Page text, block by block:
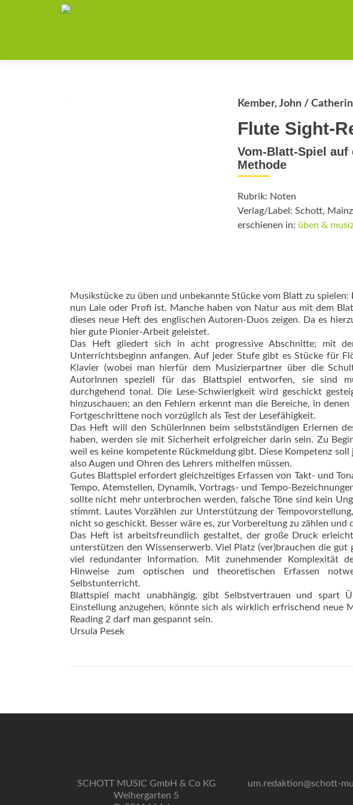
Kember, John /
Flute Sight-
Vom-Blatt-Spiel auf
Methode
Rubrik: Noten
Verlag/Label: Schott,
erschienen in: üben &
Musikstücke zu üben und unbekannte Stücke vom Blatt zu
nun Laie oder Profi ist. Manche haben von Natur aus mit dem
dieses neue Heft des englischen Autoren-Duos zeigen. Da es
hier gute Pionier-Arbeit geleistet.
Das Heft gliedert sich in acht progressive Abschnitte; mit
Unterrichtsbeginn anfangen. Auf jeder Stufe gibt es Stücke für
Klavier (wobei man hierfür dem Musizierpartner über die
AutorInnen speziell für das Blattspiel entworfen, sie sind
durchgehend tonal. Die Lese-Schwierigkeit wird geschickt
hinzuschauen; an den Fehlern erkennt man die Bereiche, in
Fortgeschrittene noch vorzüglich als Test der Lesefähigkeit.
Das Heft will den SchülerInnen beim selbstständigen Erlernen
haben, werden sie mit Sicherheit erfolgreicher darin sein. Zu
weil es keine kompetente Rückmeldung gibt. Diese Kompetenz
also Augen und Ohren des Lehrers mithelfen müssen.
Gutes Blattspiel erfordert gleichzeitiges Erfassen von Takt- und
Tempo, Atemstellen, Dynamik, Vortrags- und Tempo-
sollte nicht mehr unterbrochen werden, falsche Töne sind kein
stimmt. Lautes Vorzählen zur Unterstützung der
nicht so geschickt. Besser wäre es, zur Vorbereitung zu zählen und
Das Heft ist arbeitsfreundlich gestaltet, der große Druck
unterstützen den Wissenserwerb. Viel Platz (ver)brauchen die
viel redundanter Information. Mit zunehmender Komplexität
Hinweise zum optischen und theoretischen Erfassen
Selbstunterricht.
Blattspiel macht unabhängig, gibt Selbstvertrauen und spart
Einstellung anzugehen, könnte sich als wirklich erfrischend neue
Reading 2 darf man gespannt sein.
Ursula Pesek
SCHOTT MUSIC GmbH & Co KG
Weihergarten 5
um.redaktion@schott-